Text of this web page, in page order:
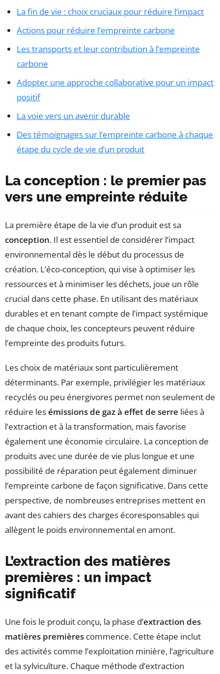
La fin de vie : choix cruciaux pour réduire l’impact
Actions pour réduire l’empreinte carbone
Les transports et leur contribution à l’empreinte
carbone
Adopter une approche collaborative pour un impact
positif
La voie vers un avenir durable
Des témoignages sur l’empreinte carbone à chaque
étape du cycle de vie d’un produit
La conception : le premier pas
vers une empreinte réduite
La première étape de la vie d’un produit est sa
conception. Il est essentiel de considérer l’impact
environnemental dès le début du processus de
création. L’éco-conception, qui vise à optimiser les
ressources et à minimiser les déchets, joue un rôle
crucial dans cette phase. En utilisant des matériaux
durables et en tenant compte de l’impact systémique
de chaque choix, les concepteurs peuvent réduire
l’empreinte des produits futurs.
Les choix de matériaux sont particulièrement
déterminants. Par exemple, privilégier les matériaux
recyclés ou peu énergivores permet non seulement de
réduire lesémissions de gaz à effet de serre liées à
l’extraction et à la transformation, mais favorise
également une économie circulaire. La conception de
produits avec une durée de vie plus longue et une
possibilité de réparation peut également diminuer
l’empreinte carbone de façon significative. Dans cette
perspective, de nombreuses entreprises mettent en
avant des cahiers des charges écoresponsables qui
allègent le poids environnemental en amont.
L’extraction des matières
premières : un impact
significatif
Une fois le produit conçu, la phase d’extraction des
matières premières commence. Cette étape inclut
des activités comme l’exploitation minière, l’agriculture
et la sylviculture. Chaque méthode d’extraction